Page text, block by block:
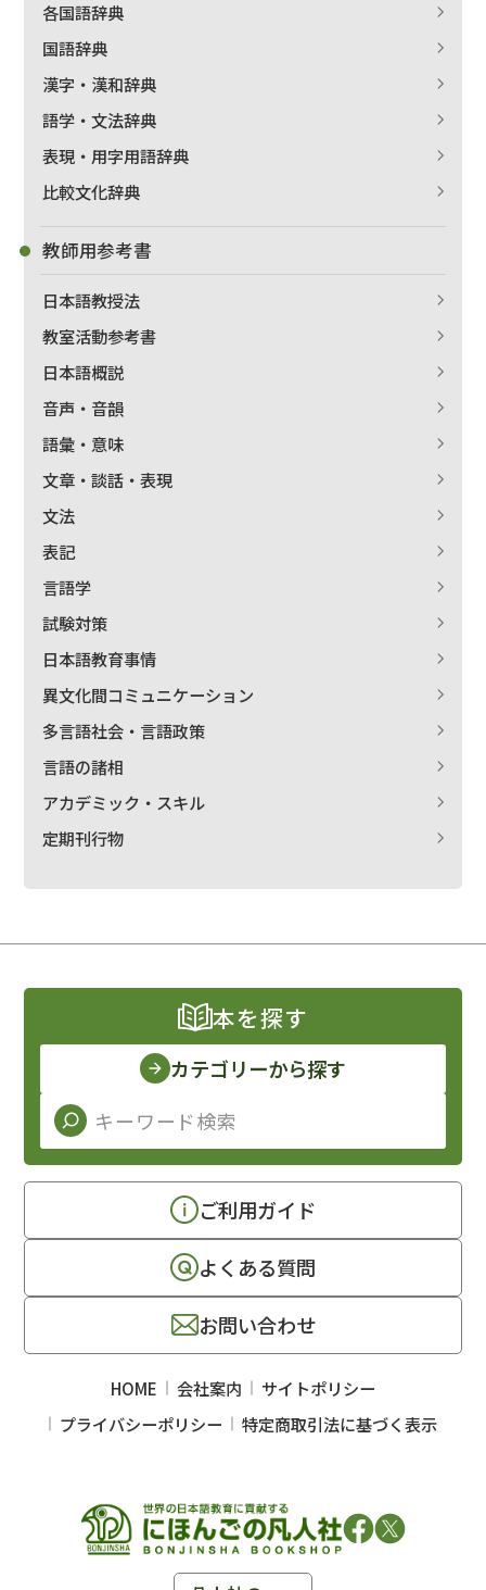
各国語辞典
国語辞典
漢字・漢和辞典
語学・文法辞典
表現・用字用語辞典
比較文化辞典
教師用参考書
日本語教授法
教室活動参考書
日本語概説
音声・音韻
語彙・意味
文章・談話・表現
文法
表記
言語学
試験対策
日本語教育事情
異文化間コミュニケーション
多言語社会・言語政策
言語の諸相
アカデミック・スキル
定期刊行物
本を探す
カテゴリーから探す
ご利用ガイド
よくある質問
お問い合わせ
HOME 会社案内
サイトポリシー
プライバシーポリシー
特定商取引法に基づく表示